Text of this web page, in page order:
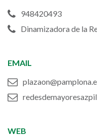
948420493
Dinamizadora de la
EMAIL
WEB